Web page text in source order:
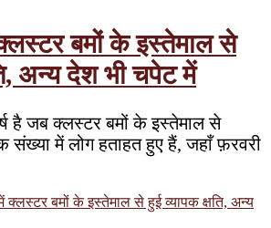
बमों के इस्तेमाल से
अन्य देश भी चपेट में
है जब क्लस्टर बमों के इस्तेमाल से
में लोग हताहत हुए हैं, जहाँ फ़रवरी
क्लस्टर बमों के इस्तेमाल से हुई व्यापक क्षति, अन्य